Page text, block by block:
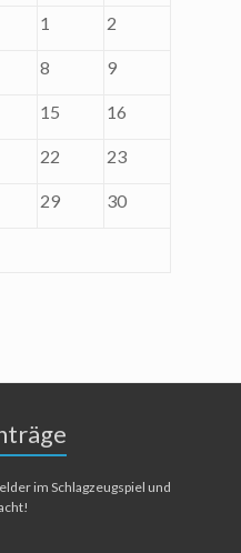
1 2
8 9
15 16
22 23
29 30
im Schlagzeugspiel und